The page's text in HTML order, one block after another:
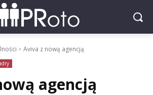
Aviva z nową agencją
agencją